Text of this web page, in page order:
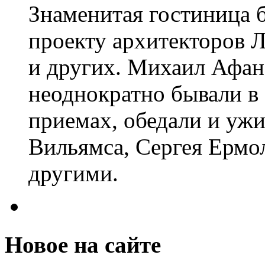
Знаменитая гостиница
проекту
и других. Михаил
неоднократно бывали
приемах, обедали и
Вильямса, Сергея
другими.
Новое на сайте